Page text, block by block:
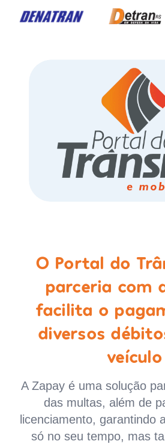
O Portal do
parceria com
facilita o
diversos
veículo
A Zapay é uma solução
das multas, além de
licenciamento, garantindo
só no seu tempo, mas